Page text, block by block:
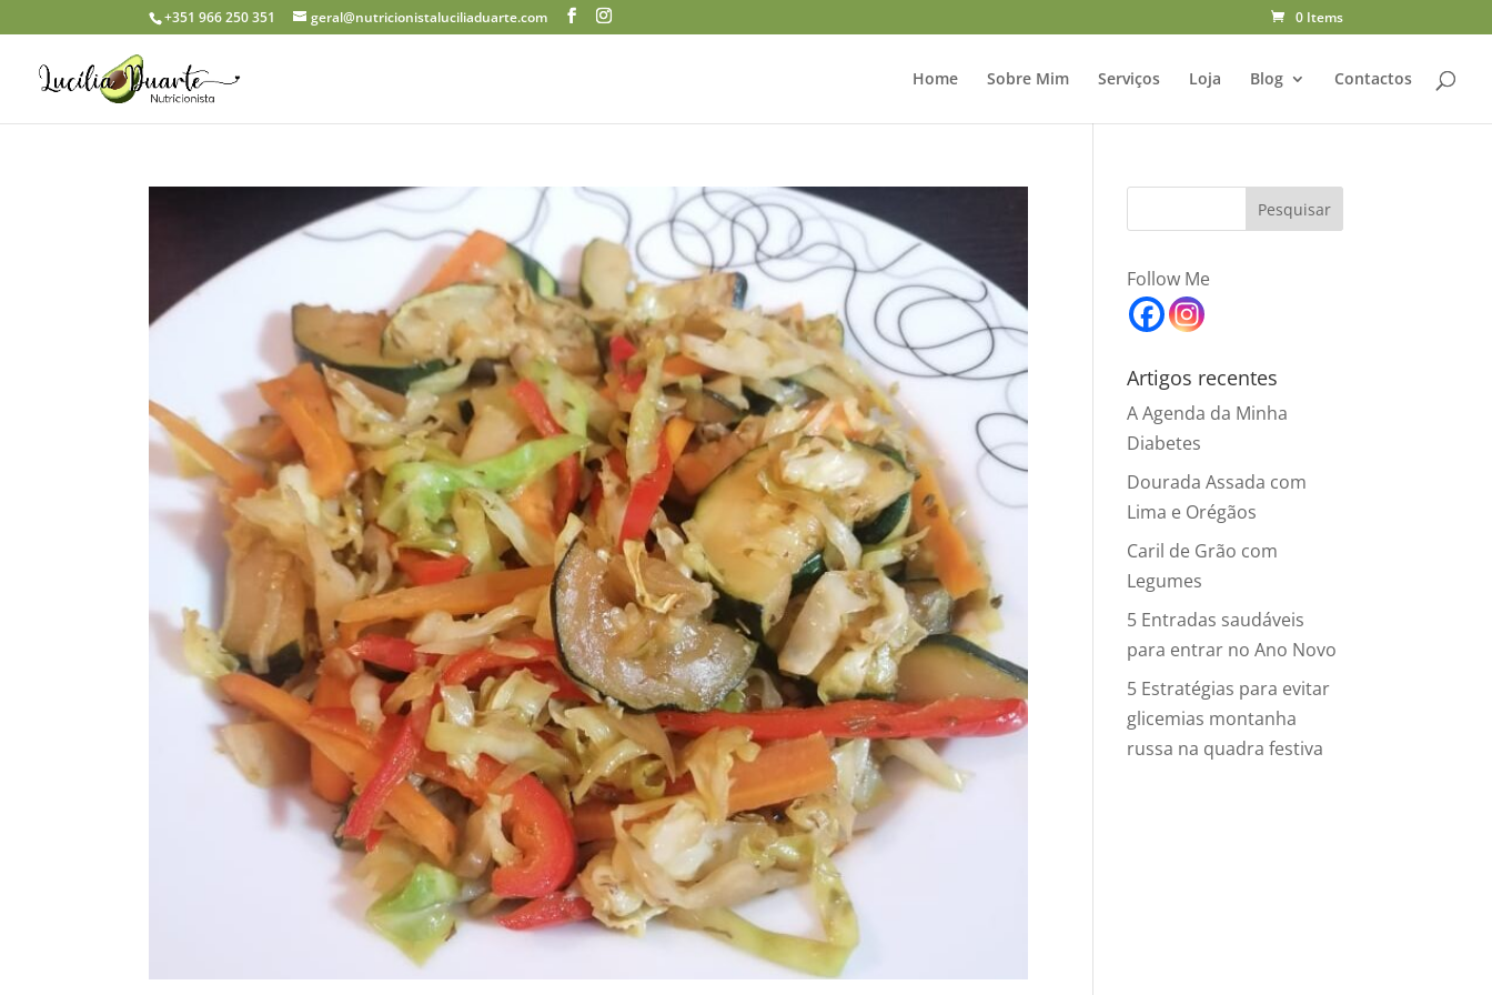
+351 966 250 351 geral@nutricionistaluciliaduarte.com 0 Items
Home Sobre Mim Serviços Loja Blog Contactos
Follow Me
Artigos recentes
A Agenda da Minha
Diabetes
Dourada Assada com
Lima e Orégãos
Caril de Grão com
Legumes
5 Entradas saudáveis
para entrar no Ano Novo
5 Estratégias para evitar
glicemias montanha
russa na quadra festiva